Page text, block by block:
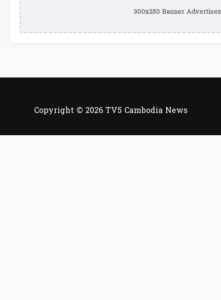
300x250 Banner
Copyright © 2026 TV5 Cambodia News